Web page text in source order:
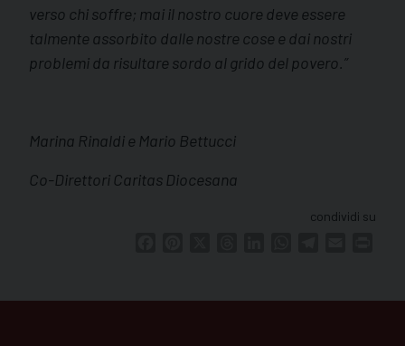
verso chi soffre; mai il nostro cuore deve essere
talmente assorbito dalle nostre cose e dai nostri
problemi da risultare sordo al grido del povero.”
Marina Rinaldi e Mario Bettucci
Co-Direttori Caritas Diocesana
condividi su